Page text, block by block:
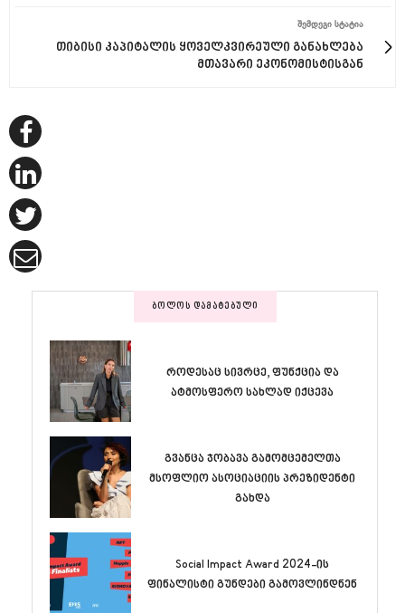
ᲨᲔᲛᲓᲔᲒᲘ ᲡᲢᲐᲢᲘᲐ
თიბისი კაპიტალის ყოველკვირეული განახლება
მთავარი ეკონომისტისგან
ᲑᲝᲚᲝᲡ ᲓᲐᲛᲐᲢᲔᲑᲣᲚᲘ
როდესაც სივრცე, ფუნქცია და
ატმოსფერო სახლად იქცევა
გვანცა ჯობავა გამომცემელთა
მსოფლიო ასოციაციის პრეზიდენტი
გახდა
Social Impact Award 2024-ის
ფინალისტი გუნდები გამოვლინდნენ